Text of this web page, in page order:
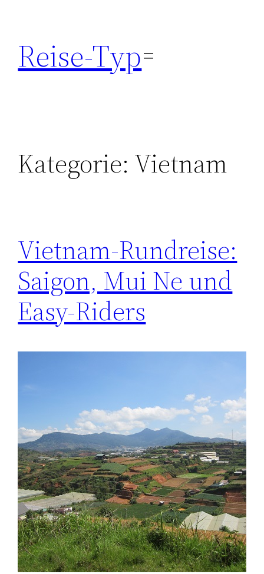
springen
Reise-Typ
Kategorie: Vietnam
Vietnam-Rundreise:
Saigon, Mui Ne und
Easy-Riders